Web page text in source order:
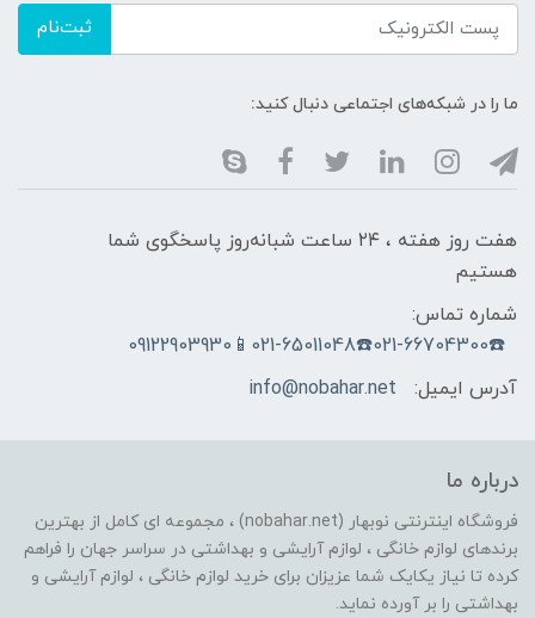
ثبت‌نام
ما را در شبکه‌های اجتماعی دنبال کنید:
هفت روز هفته ، ۲۴ ساعت شبانه‌روز پاسخگوی شما
هستیم
شماره تماس:
☎️021-66704300☎️021-65011048📱09122903930
آدرس ایمیل:
info@nobahar.net
درباره ما
فروشگاه اینترنتی نوبهار (nobahar.net) ، مجموعه ای کامل از بهترین
برندهای لوازم خانگی ، لوازم آرایشی و بهداشتی در سراسر جهان را فراهم
کرده تا نیاز یکایک شما عزیزان برای خرید لوازم خانگی ، لوازم آرایشی و
بهداشتی را بر آورده نماید.